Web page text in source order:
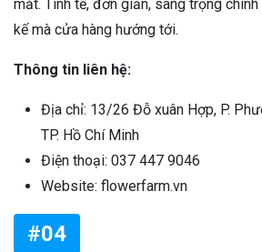
mắt. Tinh tế, đơn giản, sang trọng
kế mà cửa hàng hướng tới.
Thông tin liên hệ:
Địa chỉ: 13/26 Đỗ xuân Hợp, P.
TP. Hồ Chí Minh
Điện thoại: 037 447 9046
Website: flowerfarm.vn
#04